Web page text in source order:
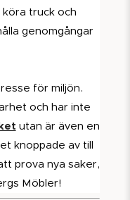
köra truck och
genomgångar
för miljön.
och har inte
utan är även en
knoppade av till
prova nya saker,
Möbler!